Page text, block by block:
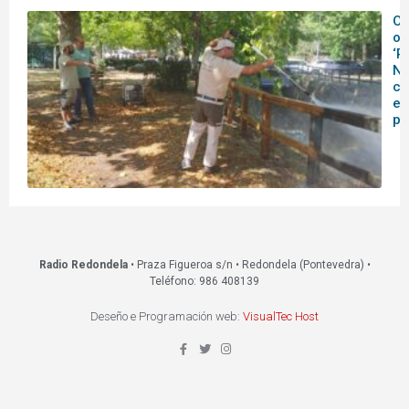
O
Radio Redondela• Praza Figueroa s/n • Redondela (Pontevedra) •
Teléfono: 986 408139
Deseño e Programación web: VisualTec Host